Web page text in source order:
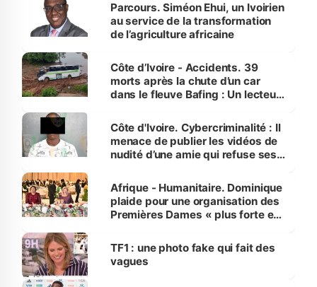
Parcours. Siméon Ehui, un Ivoirien
au service de la transformation
de l’agriculture africaine
Côte d’Ivoire - Accidents. 39
morts après la chute d’un car
dans le fleuve Bafing : Un lecteur
des Transports
Côte d'Ivoire. Cybercriminalité : Il
menace de publier les vidéos de
nudité d’une amie qui refuse ses
Afrique - Humanitaire. Dominique
plaide pour une organisation des
Premières Dames « plus forte et
sur la scène internationale »
TF1 : une photo fake qui fait des
vagues